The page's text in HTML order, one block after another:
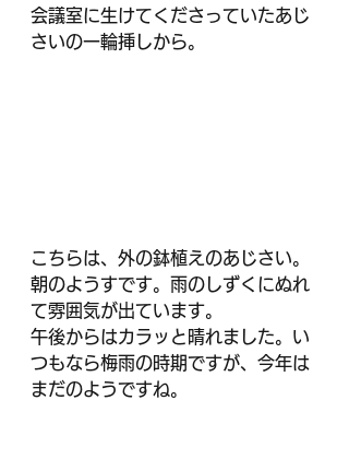
会議室に生けてくださっていたあじ
さいの一輪挿しから。
こちらは、外の鉢植えのあじさい。
朝のようすです。雨のしずくにぬれ
て雰囲気が出ています。
午後からはカラッと晴れました。い
つもなら梅雨の時期ですが、今年は
まだのようですね。